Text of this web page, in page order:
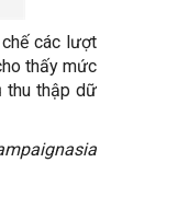
các lượt
thấy mức
thu thập dữ